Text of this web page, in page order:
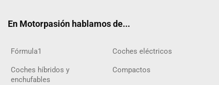
En Motorpasión hablamos de...
Fórmula1 Coches eléctricos
Coches híbridos y
enchufables
Compactos